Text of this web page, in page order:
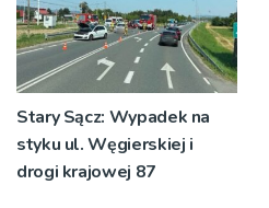
Stary Sącz: Wypadek na
styku ul. Węgierskiej i
drogi krajowej 87